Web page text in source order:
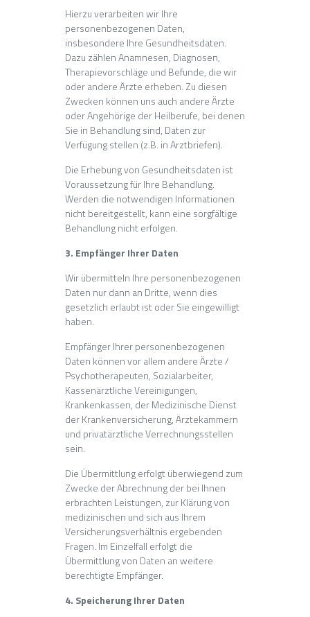
Hierzu verarbeiten wir Ihre
personenbezogenen Daten,
insbesondere Ihre Gesundheitsdaten.
Dazu zählen Anamnesen, Diagnosen,
Therapievorschläge und Befunde, die wir
oder andere Ärzte erheben. Zu diesen
Zwecken können uns auch andere Ärzte
oder Angehörige der Heilberufe, bei denen
Sie in Behandlung sind, Daten zur
Verfügung stellen (z.B. in Arztbriefen).
Die Erhebung von Gesundheitsdaten ist
Voraussetzung für Ihre Behandlung.
Werden die notwendigen Informationen
nicht bereitgestellt, kann eine sorgfältige
Behandlung nicht erfolgen.
3. Empfänger Ihrer Daten
Wir übermitteln Ihre personenbezogenen
Daten nur dann an Dritte, wenn dies
gesetzlich erlaubt ist oder Sie eingewilligt
haben.
Empfänger Ihrer personenbezogenen
Daten können vor allem andere Ärzte /
Psychotherapeuten, Sozialarbeiter,
Kassenärztliche Vereinigungen,
Krankenkassen, der Medizinische Dienst
der Krankenversicherung, Ärztekammern
und privatärztliche Verrechnungsstellen
sein.
Die Übermittlung erfolgt überwiegend zum
Zwecke der Abrechnung der bei Ihnen
erbrachten Leistungen, zur Klärung von
medizinischen und sich aus Ihrem
Versicherungsverhältnis ergebenden
Fragen. Im Einzelfall erfolgt die
Übermittlung von Daten an weitere
berechtigte Empfänger.
4. Speicherung Ihrer Daten